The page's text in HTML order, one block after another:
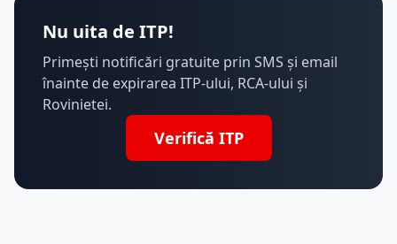
Nu uita de ITP!
Primești notificări gratuite prin SMS și email
înainte de expirarea ITP-ului, RCA-ului și
Rovinietei.
Verifică ITP